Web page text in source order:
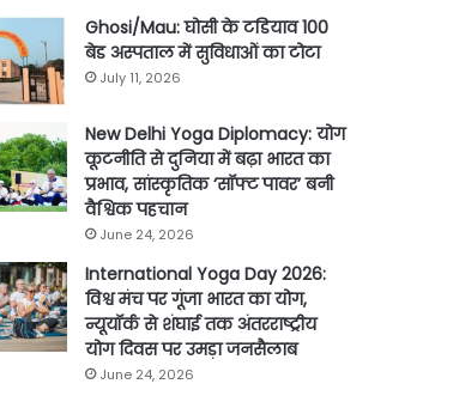
Ghosi/Mau: घोसी के टडियाव 100
बेड अस्पताल में सुविधाओं का टोटा
July 11, 2026
New Delhi Yoga Diplomacy: योग
कूटनीति से दुनिया में बढ़ा भारत का
प्रभाव, सांस्कृतिक ‘सॉफ्ट पावर’ बनी
वैश्विक पहचान
June 24, 2026
International Yoga Day 2026:
विश्व मंच पर गूंजा भारत का योग,
न्यूयॉर्क से शंघाई तक अंतरराष्ट्रीय
योग दिवस पर उमड़ा जनसैलाब
June 24, 2026